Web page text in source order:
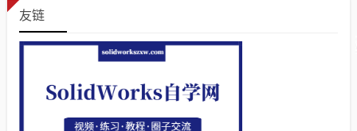
友链